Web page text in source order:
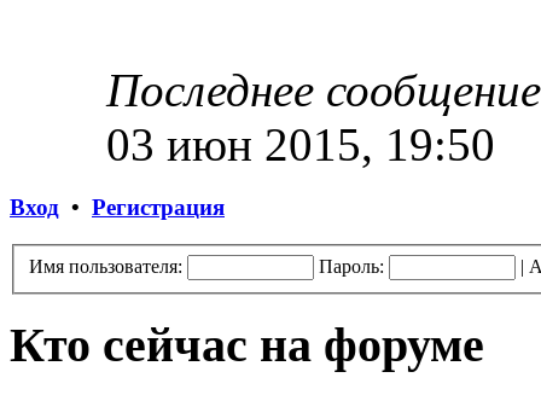
Последнее сообщение
03 июн 2015, 19:50
Вход • Регистрация
Имя пользователя: Пароль: |
Кто сейчас на форуме